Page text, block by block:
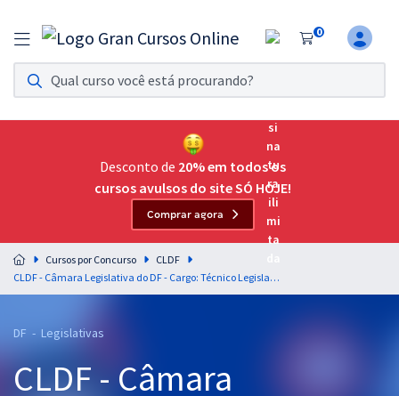
0
Assinatura Ilimitada 11
Acesso a todos os cursos. Teste grátis por 7 dias!
Assinatura OAB Até Passar
Acesso ilimitado a toda preparação para o Exame da
Residências Multiprofissionais
Preparação completa e intensiva para as principais
residências em saúde do Brasil
Cursos 20% OFF
Desconto de 20% em todos os
cursos avulsos do site SÓ HOJE!
Comprar agora
Cursos por Concurso
CLDF
CLDF - Câmara Legislativa do DF - Cargo: Técnico Legislativo - Secretário (Pré-edital)
DF - Legislativas
CLDF - Câmara